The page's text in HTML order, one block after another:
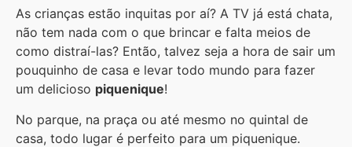
As crianças estão inquitas por aí? A TV já está chata,
não tem nada com o que brincar e falta meios de
como distraí-las? Então, talvez seja a hora de sair um
pouquinho de casa e levar todo mundo para fazer
um delicioso piquenique!
No parque, na praça ou até mesmo no quintal de
casa, todo lugar é perfeito para um piquenique.